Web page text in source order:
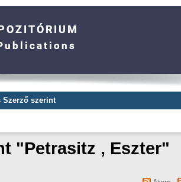
Szerző szerint
"Petrasitz , Eszter"